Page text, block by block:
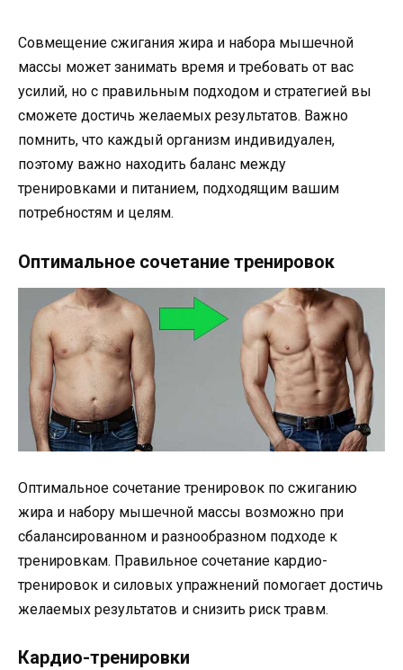
Совмещение сжигания жира и набора мышечной
массы может занимать время и требовать от вас
усилий, но с правильным подходом и стратегией вы
сможете достичь желаемых результатов. Важно
помнить, что каждый организм индивидуален,
поэтому важно находить баланс между
тренировками и питанием, подходящим вашим
потребностям и целям.
Оптимальное сочетание тренировок
Оптимальное сочетание тренировок по сжиганию
жира и набору мышечной массы возможно при
сбалансированном и разнообразном подходе к
тренировкам. Правильное сочетание кардио-
тренировок и силовых упражнений помогает достичь
желаемых результатов и снизить риск травм.
Кардио-тренировки